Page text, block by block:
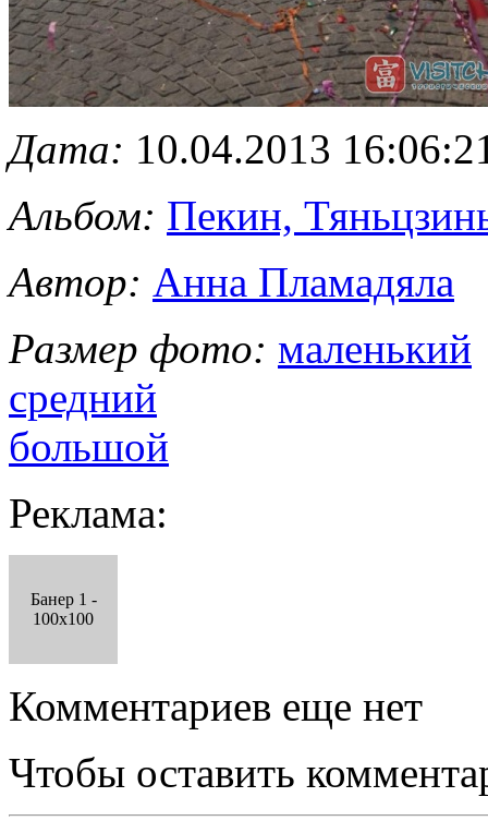
Дата: 10.04.2013
Альбом: Пекин,
Автор: Анна Пламадяла
Размер фото: маленький
средний
большой
Реклама:
Банер 1 -
100x100
Комментариев еще нет
Чтобы оставить